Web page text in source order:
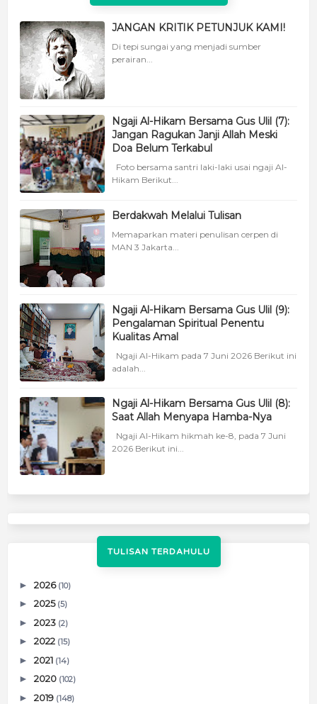
JANGAN KRITIK PETUNJUK KAMI!
Di tepi sungai yang menjadi sumber
perairan...
Ngaji Al-Hikam Bersama Gus Ulil (7):
Jangan Ragukan Janji Allah Meski
Doa Belum Terkabul
Foto bersama santri laki-laki usai ngaji Al-
Hikam Berikut...
Berdakwah Melalui Tulisan
Memaparkan materi penulisan cerpen di
MAN 3 Jakarta...
Ngaji Al-Hikam Bersama Gus Ulil (9):
Pengalaman Spiritual Penentu
Kualitas Amal
Ngaji Al-Hikam pada 7 Juni 2026 Berikut ini
adalah...
Ngaji Al-Hikam Bersama Gus Ulil (8):
Saat Allah Menyapa Hamba-Nya
Ngaji Al-Hikam hikmah ke-8, pada 7 Juni
2026 Berikut ini...
TULISAN TERDAHULU
► 2026 (10)
► 2025 (5)
► 2023 (2)
► 2022 (15)
► 2021 (14)
► 2020 (102)
► 2019 (148)